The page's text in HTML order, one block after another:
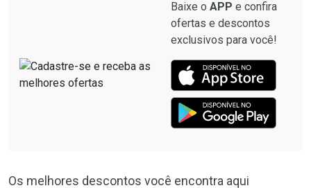
Baixe o APP e confira
ofertas e descontos
exclusivos para você!
Os melhores descontos você encontra aqui